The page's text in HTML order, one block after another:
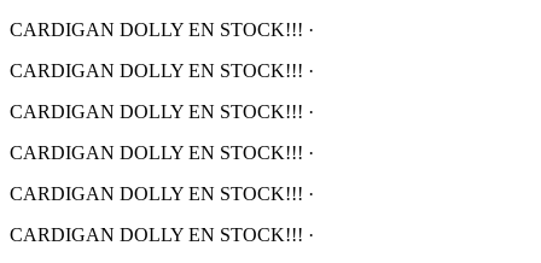
CARDIGAN DOLLY EN STOCK!!! ·
CARDIGAN DOLLY EN STOCK!!! ·
CARDIGAN DOLLY EN STOCK!!! ·
CARDIGAN DOLLY EN STOCK!!! ·
CARDIGAN DOLLY EN STOCK!!! ·
CARDIGAN DOLLY EN STOCK!!! ·